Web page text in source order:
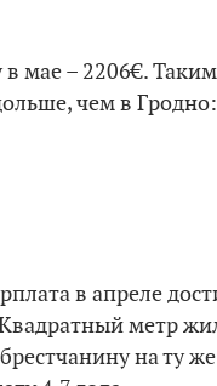
мае – 2206€.
чем в
в апреле
метр
на ту